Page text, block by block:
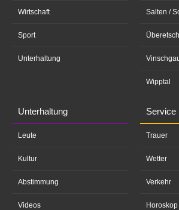
Wirtschaft
Sport
Unterhaltung
Salten /
Wipptal
Unterhaltung
Leute
Kultur
Abstimmung
Videos
Service
Trauer
Wetter
Verkehr
Horoskop